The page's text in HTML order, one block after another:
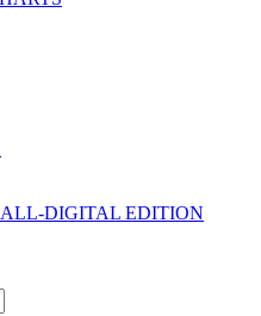
DIGITAL EDITION